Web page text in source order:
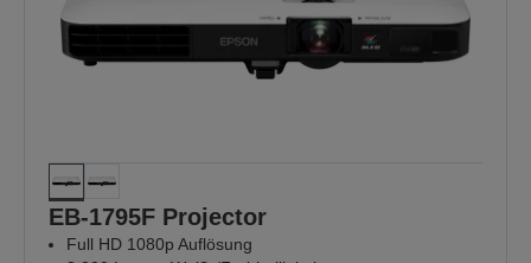
EB-1795F Projector
Full HD 1080p Auflösung